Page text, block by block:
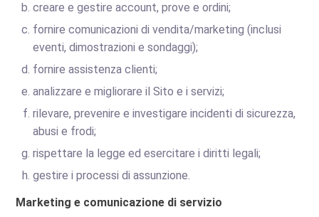
creare e gestire account, prove e ordini;
fornire comunicazioni di vendita/marketing (inclusi
eventi, dimostrazioni e sondaggi);
fornire assistenza clienti;
analizzare e migliorare il Sito e i servizi;
rilevare, prevenire e investigare incidenti di sicurezza,
abusi e frodi;
rispettare la legge ed esercitare i diritti legali;
gestire i processi di assunzione.
Marketing e comunicazione di servizio